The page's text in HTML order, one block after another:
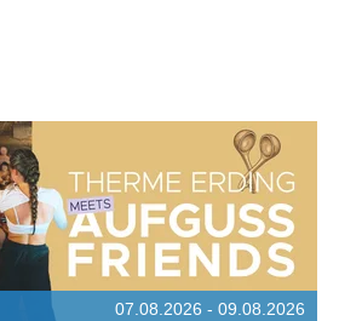
07.08.2026 - 09.08.2026